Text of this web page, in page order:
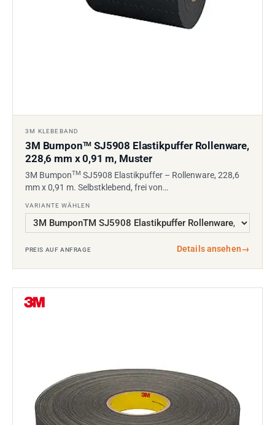
3M KLEBEBAND
3M BumponTM SJ5908 Elastikpuffer Rollenware,
228,6 mm x 0,91 m, Muster
3M BumponTM SJ5908 Elastikpuffer – Rollenware, 228,6
mm x 0,91 m. Selbstklebend, frei von…
VARIANTE WÄHLEN
PREIS AUF ANFRAGE Details ansehen→